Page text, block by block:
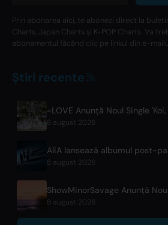
Prin abonarea aici, te abonezi direct la
Charts, Japan Charts și K-POP Charts. Va
abonamentul făcând clic pe linkul din e-
Știri recente
8 august 2026
8 august 2026
8 august 2026